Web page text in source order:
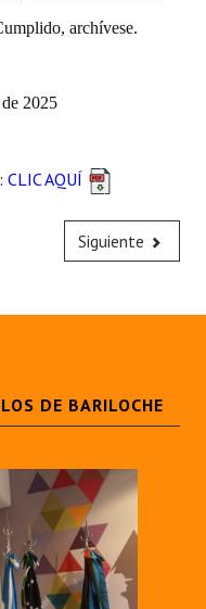
archívese.
2025
: CLIC AQUÍ
Siguiente
DE BARILOCHE